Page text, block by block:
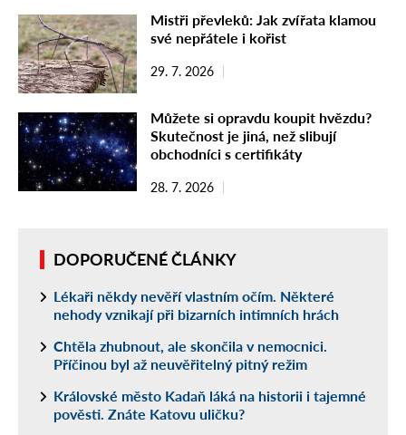
Mistři převleků: Jak zvířata klamou
své nepřátele i kořist
29. 7. 2026
Můžete si opravdu koupit hvězdu?
Skutečnost je jiná, než slibují
obchodníci s certifikáty
28. 7. 2026
DOPORUČENÉ ČLÁNKY
Lékaři někdy nevěří vlastním očím. Některé
nehody vznikají při bizarních intimních hrách
Chtěla zhubnout, ale skončila v nemocnici.
Příčinou byl až neuvěřitelný pitný režim
Královské město Kadaň láká na historii i tajemné
pověsti. Znáte Katovu uličku?